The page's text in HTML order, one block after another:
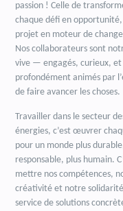
passion ! Celle de
chaque défi en
projet en moteur de
Nos collaborateurs sont
vive — engagés, curieux, et
profondément animés par
de faire avancer les choses.
Travailler dans le secteur
énergies, c’est œuvrer
pour un monde plus
responsable, plus humain.
mettre nos compétences,
créativité et notre
service de solutions